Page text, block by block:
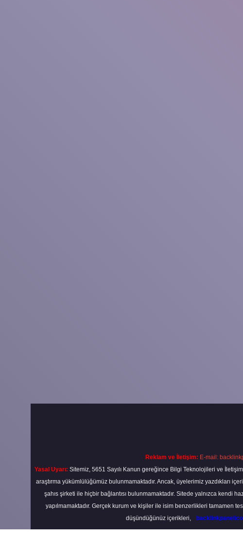
Reklam ve İletişim: E-mail:
Yasal Uyarı: Sitemiz, 5651 Sayılı Kanun gereğince Bilgi Teknolojileri ve
araştırma yükümlülüğümüz bulunmamaktadır. Ancak, üyelerimiz yazdıkları
şahıs şirketi ile hiçbir bağlantısı bulunmamaktadır. Sitede yalnızca kendi
yapılmamaktadır. Gerçek kurum ve kişiler ile isim benzerlikleri tamamen
düşündüğünüz içerikleri,